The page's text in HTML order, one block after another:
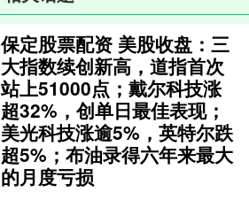
保定股票配资 美股收盘：三
大指数续创新高，道指首次
站上51000点；戴尔科技涨
超32%，创单日最佳表现；
美光科技涨逾5%，英特尔跌
超5%；布油录得六年来最大
的月度亏损